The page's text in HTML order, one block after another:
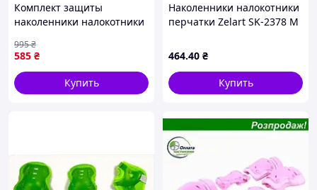
Комплект защиты
наколенники налокотники
скейтбординга 3 шт
черный Maraton PS-15264
585 ₴
995₴
Купить
Наколенники налокотники
перчатки Zelart SK-2378 M
катания на роликах
464.40 ₴
Купить